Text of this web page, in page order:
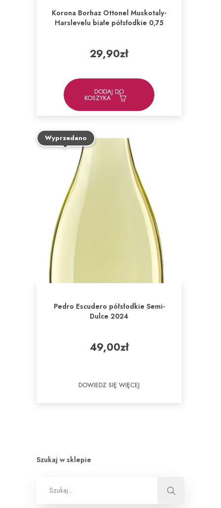
Korona Borhaz Ottonel Muskotaly-
Harslevelu białe półsłodkie 0,75
29,90zł
DODAJ DO
KOSZYKA
Wyprzedano
Pedro Escudero półsłodkie Semi-
Dulce 2024
49,00zł
DOWIEDZ SIĘ WIĘCEJ
Szukaj w sklepie